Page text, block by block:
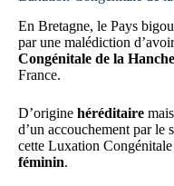
En Bretagne, le Pays
par une malédiction
Congénitale de la Hanche
France.
D’origine héréditaire
d’un accouchement par le
cette Luxation
féminin.